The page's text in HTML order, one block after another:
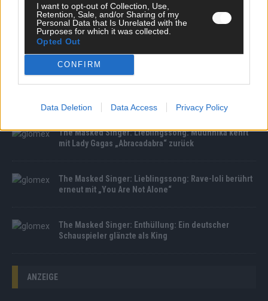
I want to opt-out of Collection, Use,
Retention, Sale, and/or Sharing of my
Personal Data that Is Unrelated with the
Purposes for which it was collected.
Opted Out
CONFIRM
Data Deletion Data Access Privacy Policy
The Masked Singer: Enthüllung: Diese Moderatorin
The Masked Singer: Enthüllung: Ein deutscher
The Masked Singer: Lieblingssong: Muuhnika kehrt
mit Lady Gagas „Abracadabra“ zurück
The Masked Singer: Lieblingssong: Rave-Ioli berührt
erneut mit „You Are Not Alone“
The Masked Singer: Enthüllung: Ein deutscher
Schauspieler glänzte als King
ANZEIGE